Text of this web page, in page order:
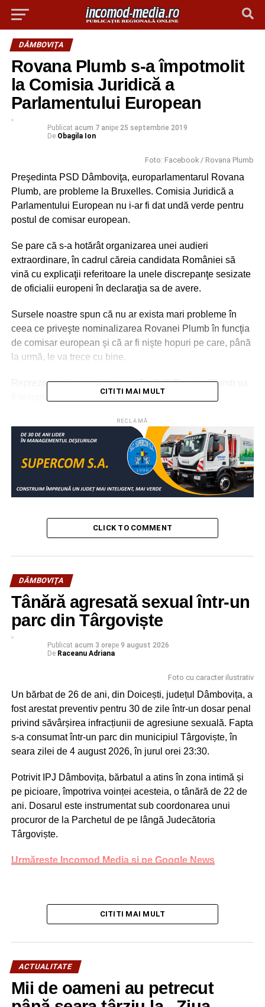
DÂMBOVIŢA
Rovana Plumb s-a împotmolit
la Comisia Juridică a
Parlamentului European
Publicat acum 7 anipe 25 septembrie 2019
De Obagila Ion
Foto: Facebook / Rovana Plumb
Preşedinta PSD Dâmboviţa, europarlamentarul Rovana
Plumb, are probleme la Bruxelles. Comisia Juridică a
Parlamentului European nu i-ar fi dat undă verde pentru
postul de comisar european.
Se pare că s-a hotărât organizarea unei audieri
extraordinare, în cadrul căreia candidata României să
vină cu explicaţii referitoare la unele discrepanţe sesizate
de oficialii europeni în declaraţia sa de avere.
Sursele noastre spun că nu ar exista mari probleme în
ceea ce priveşte nominalizarea Rovanei Plumb în funcţia
de comisar european şi că ar fi nişte hopuri pe care, până
la urmă, le va trece cu bine.
Reprezentanţii opoziţiei susţin însă că Rovana Plumb va
„Candidatul României la postul de comisar european
a fost considerat neconform cu standardele etice ale
corpului instituțional de la Bruxelles si Comisia
Juridică a cerut o audiere suplimentară.
Contextul îi este deplin ostil, eurodeputații majorității
provin de la Dreapta europeană, iar ecourile
campaniei de la europene sunt încă vii. La fel si
discursurile unora dintre candidați. Adversarii de ieri
sunt interlocutorii de azi și temele de atac din spatiul
electoral european sunt principalele vulnerabilități ale
Din experiența personală știu că la Bruxelles,
României îi lipsesc nu doar politicienii cu viziune dar
si vectorii instituționali care să argumenteze
profesionist si articulat un proiect de țară. Cu două-
trei excepții lăsate parcă tocmai ca să confirme regula,
construiască discursul public în favoarea intereselor
naționale. Pe acest fundal, acceptarea mamei
Protocoalelor la sefia Parchetului European și
reaudierea candidatului României de catre o
majoritate ostilă anunță un război costisitor și rece”, a
Popa.
DÂMBOVIŢA
FEATURED POLITIC ROVANA PLUMB
Senatorul de Prahova Emanoil Savin şi-a dat
NU RATAȚI
Lucrări intense pentru modernizarea
infrastructurii rutiere în Târgovişte
CITITI MAI MULT
RECLAMĂ
CLICK TO COMMENT
DÂMBOVIŢA
Tânără agresată sexual într-un
parc din Târgoviște
Publicat acum 3 orepe 9 august 2026
De Raceanu Adriana
Foto cu caracter ilustrativ
Un bărbat de 26 de ani, din Doicești, județul Dâmbovița, a
fost arestat preventiv pentru 30 de zile într-un dosar penal
privind săvârșirea infracțiunii de agresiune sexuală. Fapta
s-a consumat într-un parc din municipiul Târgoviște, în
seara zilei de 4 august 2026, în jurul orei 23:30.
Potrivit IPJ Dâmbovița, bărbatul a atins în zona intimă și
pe picioare, împotriva voinței acesteia, o tânără de 22 de
ani. Dosarul este instrumentat sub coordonarea unui
procuror de la Parchetul de pe lângă Judecătoria
Târgoviște.
Urmărește Incomod Media și pe Google News
CITITI MAI MULT
ACTUALITATE
Mii de oameni au petrecut